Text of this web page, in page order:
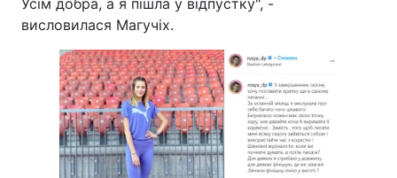
Усім добра, а я пішла у відпустку", -
висловилася Магучіх.